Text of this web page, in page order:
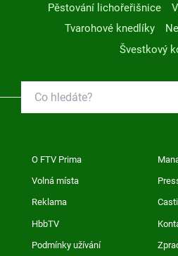
Pěstování lichořeřišnice
Tvarohové knedlíky
Švestkový
O FTV Prima
Volná místa
Reklama
HbbTV
Podmínky užívání